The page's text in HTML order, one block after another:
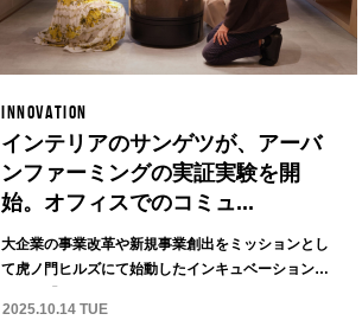
INNOVATION
インテリアのサンゲツが、アーバ
ンファーミングの実証実験を開
始。オフィスでのコミュ...
大企業の事業改革や新規事業創出をミッションとし
て虎ノ門ヒルズにて始動したインキュベーションセ
2025.10.14 TUE